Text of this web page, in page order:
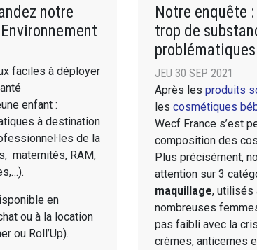
notre
faciles à déployer
enfant :
à destination
de la
maternités, RAM,
en
ou à la location
ou Roll’Up).
Notre enquête
trop de
problématiques
JEU 30 SEP 2021
Après les produits
les cosmétiques
Wecf France s’est
composition des
Plus précisément,
attention sur 3
maquillage, utilisés
nombreuses
pas faibli avec la
crèmes, anticernes